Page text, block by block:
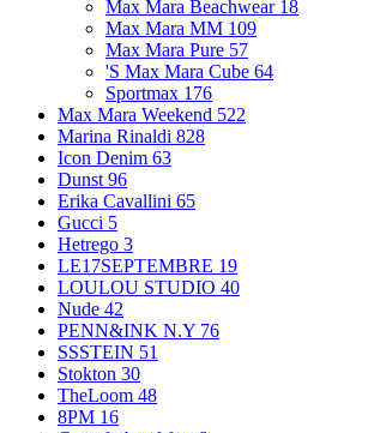
Max Mara Beachwear 18
Max Mara MM 109
Max Mara Pure 57
'S Max Mara Cube 64
Sportmax 176
Max Mara Weekend 522
Marina Rinaldi 828
Icon Denim 63
Dunst 96
Erika Cavallini 65
Gucci 5
Hetrego 3
LE17SEPTEMBRE 19
LOULOU STUDIO 40
Nude 42
PENN&INK N.Y 76
SSSTEIN 51
Stokton 30
TheLoom 48
8PM 16